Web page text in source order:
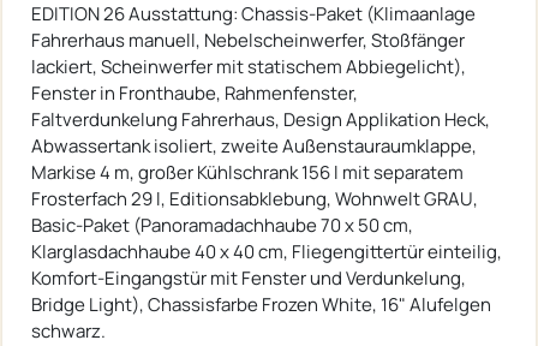
EDITION 26 Ausstattung: Chassis-Paket (Klimaanlage
Fahrerhaus manuell, Nebelscheinwerfer, Stoßfänger
lackiert, Scheinwerfer mit statischem Abbiegelicht),
Fenster in Fronthaube, Rahmenfenster,
Faltverdunkelung Fahrerhaus, Design Applikation Heck,
Abwassertank isoliert, zweite Außenstauraumklappe,
Markise 4 m, großer Kühlschrank 156 l mit separatem
Frosterfach 29 l, Editionsabklebung, Wohnwelt GRAU,
Basic-Paket (Panoramadachhaube 70 x 50 cm,
Klarglasdachhaube 40 x 40 cm, Fliegengittertür einteilig,
Komfort-Eingangstür mit Fenster und Verdunkelung,
Bridge Light), Chassisfarbe Frozen White, 16" Alufelgen
schwarz.